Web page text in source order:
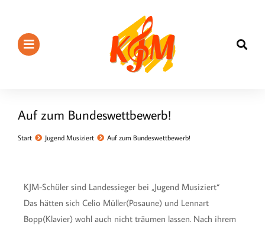
Auf zum Bundeswettbewerb!
Sie befinden sich hier:
Start Jugend Musiziert Auf zum Bundeswettbewerb!
KJM-Schüler sind Landessieger bei „Jugend Musiziert“
Das hätten sich Celio Müller(Posaune) und Lennart
Bopp(Klavier) wohl auch nicht träumen lassen. Nach ihrem